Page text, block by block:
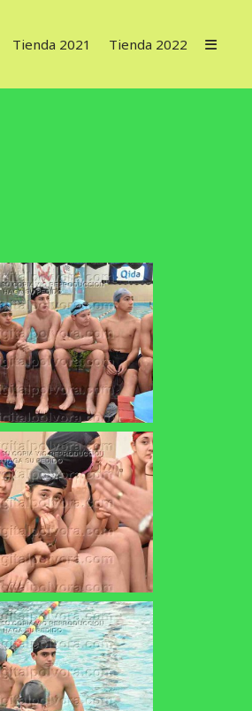
Tienda 2021 Tienda 2022